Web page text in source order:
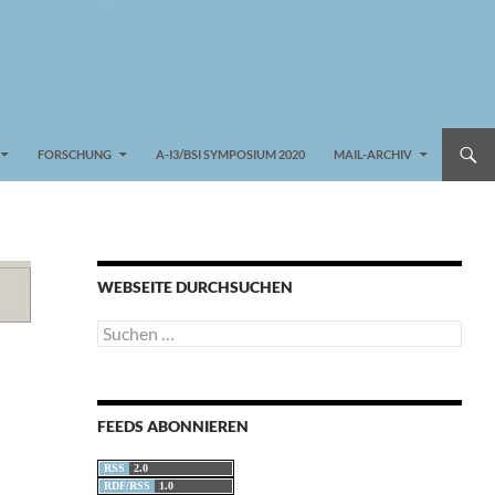
FORSCHUNG A-I3/BSI SYMPOSIUM 2020 MAIL-ARCHIV
WEBSEITE DURCHSUCHEN
Suchen
nach:
FEEDS ABONNIEREN
RSS
2.0
RDF/RSS
1.0